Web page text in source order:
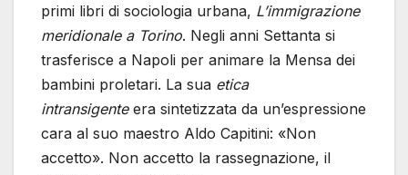
primi libri di sociologia urbana, L’immigrazione
meridionale a Torino. Negli anni Settanta si
trasferisce a Napoli per animare la Mensa dei
bambini proletari. La sua etica
intransigenteera sintetizzata da un’espressione
cara al suo maestro Aldo Capitini: «Non
accetto». Non accetto la rassegnazione, il